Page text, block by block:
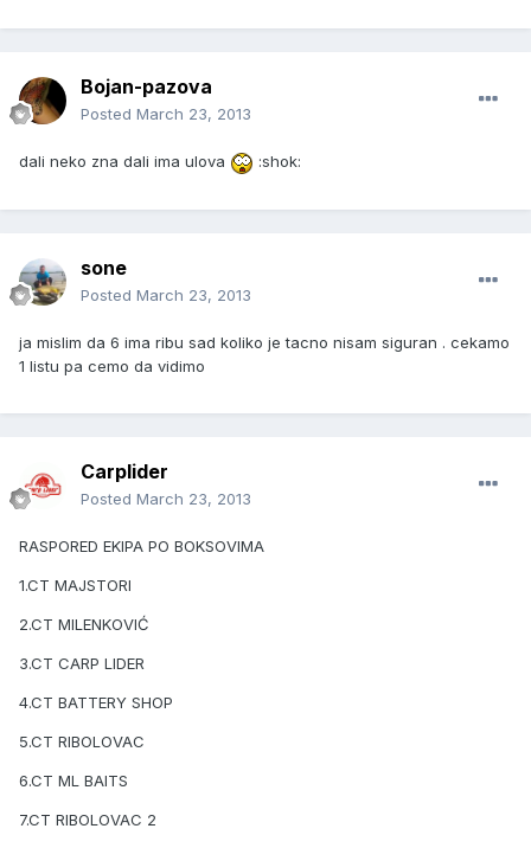
Bojan-pazova
Posted March 23, 2013
dali neko zna dali ima ulova :shok:
sone
Posted March 23, 2013
ja mislim da 6 ima ribu sad koliko je tacno nisam siguran . cekamo
1 listu pa cemo da vidimo
Carplider
Posted March 23, 2013
RASPORED EKIPA PO BOKSOVIMA
1.CT MAJSTORI
2.CT MILENKOVIĆ
3.CT CARP LIDER
4.CT BATTERY SHOP
5.CT RIBOLOVAC
6.CT ML BAITS
7.CT RIBOLOVAC 2